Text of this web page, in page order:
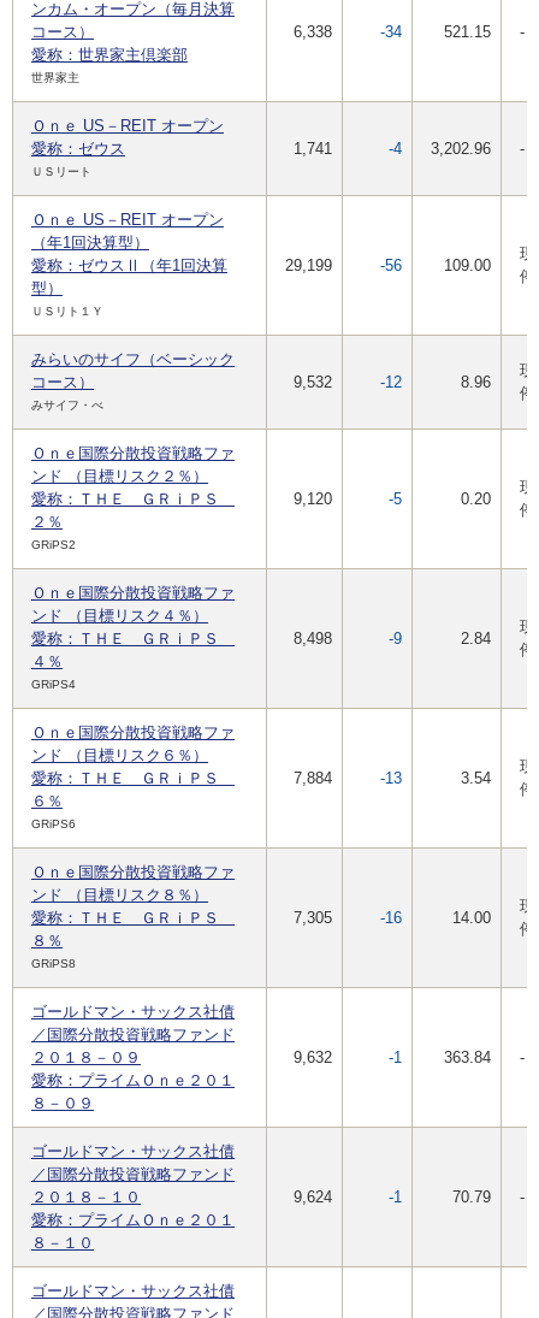
ンカム・オープン（毎月決算
コース）
愛称：世界家主倶楽部
世界家主
6,338 -34 521.15 -
Ｏｎｅ US－REIT オープン
愛称：ゼウス
ＵＳリート
1,741 -4 3,202.96 -
Ｏｎｅ US－REIT オープン
（年1回決算型）
愛称：ゼウスⅡ（年1回決算
型）
ＵＳリト１Ｙ
29,199 -56 109.00
現
停
みらいのサイフ（ベーシック
コース）
みサイフ・べ
9,532 -12 8.96
現
停
Ｏｎｅ国際分散投資戦略ファ
ンド （目標リスク２％）
愛称：ＴＨＥ ＧＲｉＰＳ
２％
GRiPS2
9,120 -5 0.20
現
停
Ｏｎｅ国際分散投資戦略ファ
ンド （目標リスク４％）
愛称：ＴＨＥ ＧＲｉＰＳ
４％
GRiPS4
8,498 -9 2.84
現
停
Ｏｎｅ国際分散投資戦略ファ
ンド （目標リスク６％）
愛称：ＴＨＥ ＧＲｉＰＳ
６％
GRiPS6
7,884 -13 3.54
現
停
Ｏｎｅ国際分散投資戦略ファ
ンド （目標リスク８％）
愛称：ＴＨＥ ＧＲｉＰＳ
８％
GRiPS8
7,305 -16 14.00
現
停
ゴールドマン・サックス社債
／国際分散投資戦略ファンド
２０１８－０９
愛称：プライムＯｎｅ２０１
８－０９
9,632 -1 363.84 -
ゴールドマン・サックス社債
／国際分散投資戦略ファンド
２０１８－１０
愛称：プライムＯｎｅ２０１
８－１０
9,624 -1 70.79 -
ゴールドマン・サックス社債
／国際分散投資戦略ファンド